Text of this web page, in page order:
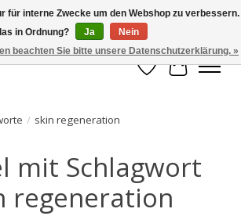
CHF 250 – pünktlich und zuverlässig geliefert
Wunschzettel
Ihr
/ skin regeneration
mit Schlagwort
regeneration
für interne Zwecke um den Webshop zu verbessern.
in Ordnung?
Ja
Nein
beachten Sie bitte unsere Datenschutzerklärung. »